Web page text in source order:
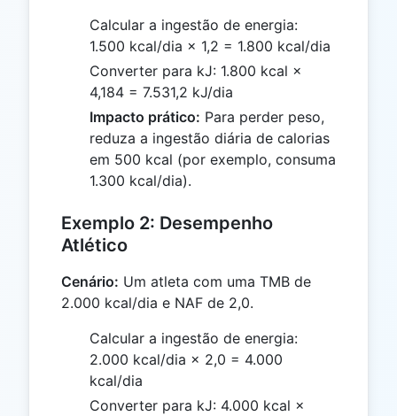
Calcular a ingestão de energia:
1.500 kcal/dia × 1,2 = 1.800 kcal/dia
Converter para kJ: 1.800 kcal ×
4,184 = 7.531,2 kJ/dia
Impacto prático: Para perder peso,
reduza a ingestão diária de calorias
em 500 kcal (por exemplo, consuma
1.300 kcal/dia).
Exemplo 2: Desempenho
Atlético
Cenário: Um atleta com uma TMB de
2.000 kcal/dia e NAF de 2,0.
Calcular a ingestão de energia:
2.000 kcal/dia × 2,0 = 4.000
kcal/dia
Converter para kJ: 4.000 kcal ×